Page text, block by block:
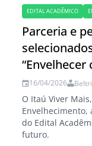
EDITAL ACADÊMICO
Parceria e
16/04/2026
O Itaú Viver
Envelhecimento,
do Edital
futuro.